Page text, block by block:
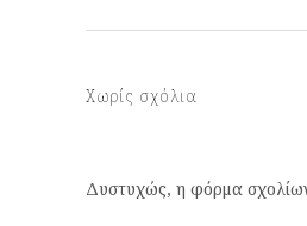
Χωρίς σχόλια
Δυστυχώς, η φόρμα